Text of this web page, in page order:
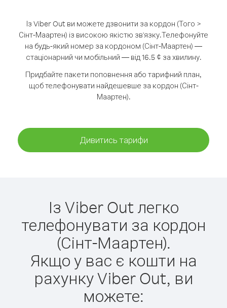
Із Viber Out ви можете дзвонити за кордон (Того >
Сінт-Маартен) із високою якістю зв'язку.Телефонуйте
на будь-який номер за кордоном (Сінт-Маартен) —
стаціонарний чи мобільний — від 16.5 ¢ за хвилину.
Придбайте пакети поповнення або тарифний план,
щоб телефонувати найдешевше за кордон (Сінт-
Маартен).
Дивитись тарифи
Із Viber Out легко
телефонувати за кордон
(Сінт-Маартен).
Якщо у вас є кошти на
рахунку Viber Out, ви
можете: